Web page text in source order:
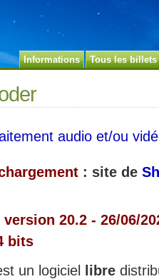
Informations Tous les billets
audio et/ou
: site de
version 20.2 - 26/06/
bits
un logiciel libre